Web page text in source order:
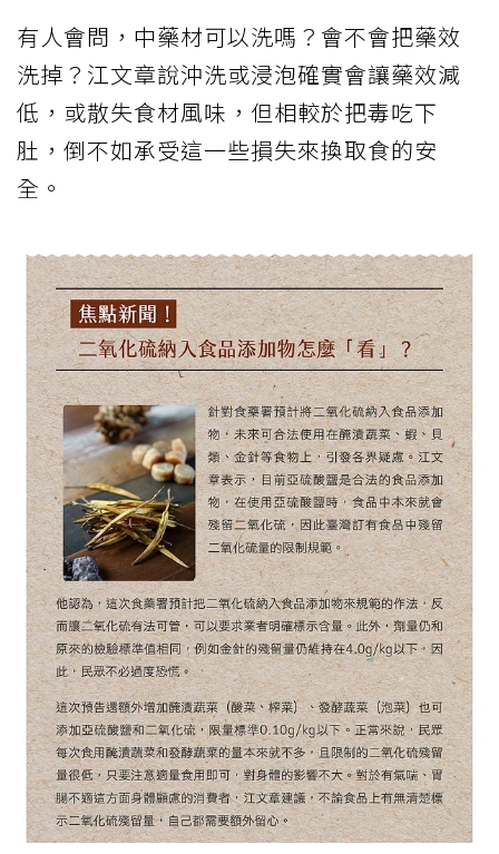
有人會問，中藥材可以洗嗎？會不會把藥效
洗掉？江文章說沖洗或浸泡確實會讓藥效減
低，或散失食材風味，但相較於把毒吃下
肚，倒不如承受這一些損失來換取食的安
全。